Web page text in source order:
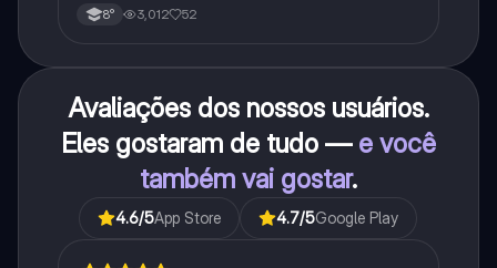
8° 3,012 52
Avaliações dos nossos usuários.
Eles gostaram de tudo — e você
também vai gostar.
4.6/5App Store 4.7/5Google Play